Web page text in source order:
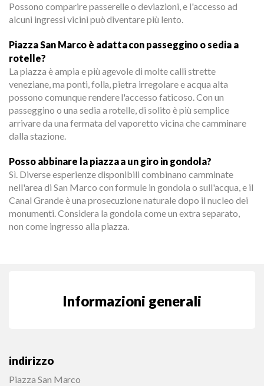
Possono comparire passerelle o deviazioni, e l'accesso ad
alcuni ingressi vicini può diventare più lento.
Piazza San Marco è adatta con passeggino o sedia a
rotelle?
La piazza è ampia e più agevole di molte calli strette
veneziane, ma ponti, folla, pietra irregolare e acqua alta
possono comunque rendere l'accesso faticoso. Con un
passeggino o una sedia a rotelle, di solito è più semplice
arrivare da una fermata del vaporetto vicina che camminare
dalla stazione.
Posso abbinare la piazza a un giro in gondola?
Sì. Diverse esperienze disponibili combinano camminate
nell'area di San Marco con formule in gondola o sull'acqua, e il
Canal Grande è una prosecuzione naturale dopo il nucleo dei
monumenti. Considera la gondola come un extra separato,
non come ingresso alla piazza.
Informazioni generali
indirizzo
Piazza San Marco